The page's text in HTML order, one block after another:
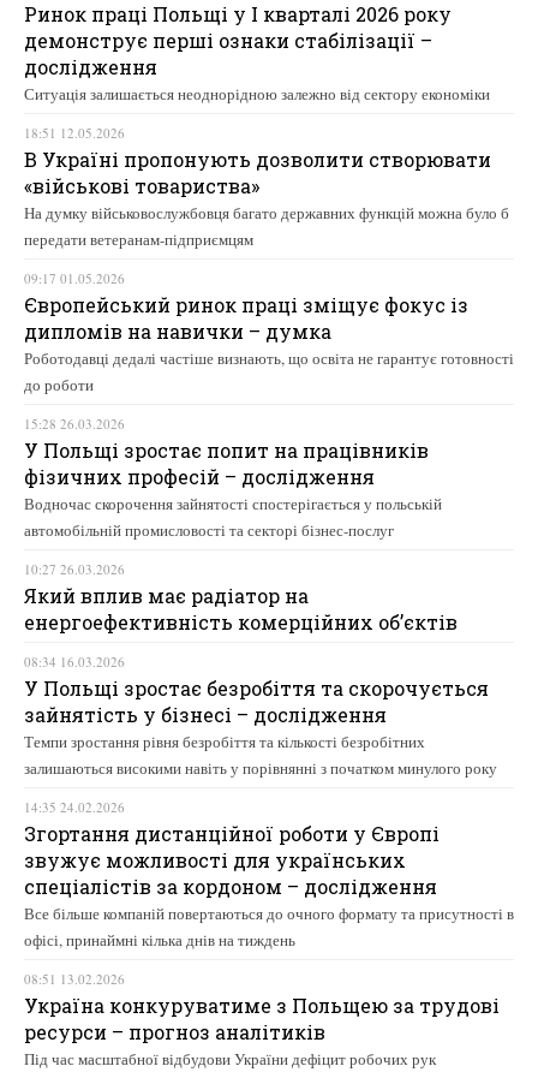
Ринок праці Польщі у І кварталі 2026 року
демонструє перші ознаки стабілізації –
дослідження
Ситуація залишається неоднорідною залежно від сектору економіки
18:51 12.05.2026
В Україні пропонують дозволити створювати
«військові товариства»
На думку військовослужбовця багато державних функцій можна було б
передати ветеранам-підприємцям
09:17 01.05.2026
Європейський ринок праці зміщує фокус із
дипломів на навички – думка
Роботодавці дедалі частіше визнають, що освіта не гарантує готовності
до роботи
15:28 26.03.2026
У Польщі зростає попит на працівників
фізичних професій – дослідження
Водночас скорочення зайнятості спостерігається у польській
автомобільній промисловості та секторі бізнес-послуг
10:27 26.03.2026
Який вплив має радіатор на
енергоефективність комерційних об’єктів
08:34 16.03.2026
У Польщі зростає безробіття та скорочується
зайнятість у бізнесі – дослідження
Темпи зростання рівня безробіття та кількості безробітних
залишаються високими навіть у порівнянні з початком минулого року
14:35 24.02.2026
Згортання дистанційної роботи у Європі
звужує можливості для українських
спеціалістів за кордоном – дослідження
Все більше компаній повертаються до очного формату та присутності в
офісі, принаймні кілька днів на тиждень
08:51 13.02.2026
Україна конкуруватиме з Польщею за трудові
ресурси – прогноз аналітиків
Під час масштабної відбудови України дефіцит робочих рук